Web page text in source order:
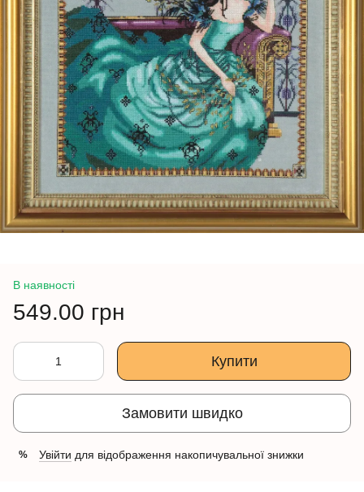
В наявності
549.00 грн
Купити
Замовити швидко
% Увійти для відображення накопичувальної знижки